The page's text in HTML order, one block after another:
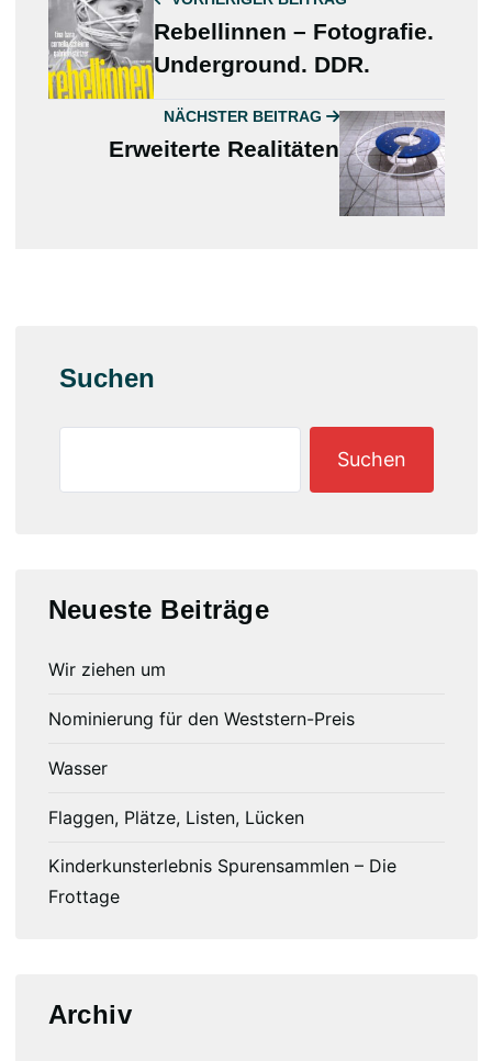
Rebellinnen – Fotografie.
Underground. DDR.
NÄCHSTER BEITRAG
Erweiterte Realitäten
Suchen
Suchen
Neueste Beiträge
Wir ziehen um
Nominierung für den Weststern-Preis
Wasser
Flaggen, Plätze, Listen, Lücken
Kinderkunsterlebnis Spurensammlen – Die
Frottage
Archiv